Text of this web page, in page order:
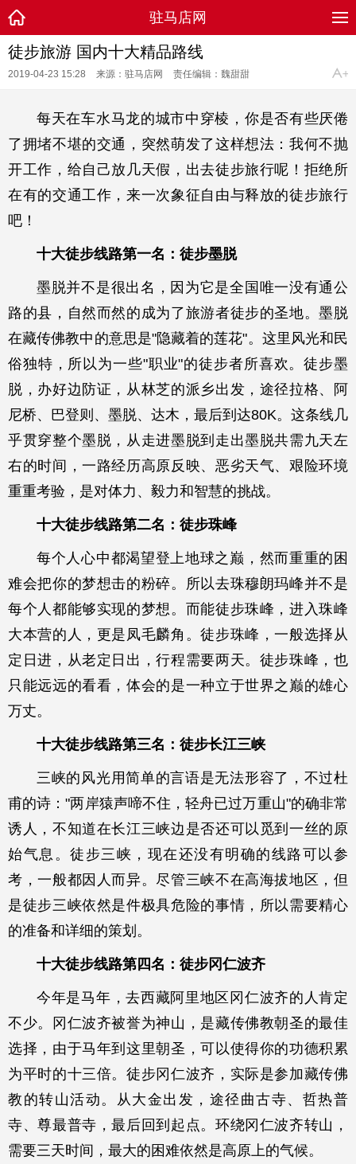
驻马店网
徒步旅游 国内十大精品路线
2019-04-23 15:28 来源：驻马店网 责任编辑：魏甜甜
每天在车水马龙的城市中穿棱，你是否有些厌倦
了拥堵不堪的交通，突然萌发了这样想法：我何不抛
开工作，给自己放几天假，出去徒步旅行呢！拒绝所
在有的交通工作，来一次象征自由与释放的徒步旅行
吧！
十大徒步线路第一名：徒步墨脱
墨脱并不是很出名，因为它是全国唯一没有通公
路的县，自然而然的成为了旅游者徒步的圣地。墨脱
在藏传佛教中的意思是"隐藏着的莲花"。这里风光和民
俗独特，所以为一些"职业"的徒步者所喜欢。徒步墨
脱，办好边防证，从林芝的派乡出发，途径拉格、阿
尼桥、巴登则、墨脱、达木，最后到达80K。这条线几
乎贯穿整个墨脱，从走进墨脱到走出墨脱共需九天左
右的时间，一路经历高原反映、恶劣天气、艰险环境
重重考验，是对体力、毅力和智慧的挑战。
十大徒步线路第二名：徒步珠峰
每个人心中都渴望登上地球之巅，然而重重的困
难会把你的梦想击的粉碎。所以去珠穆朗玛峰并不是
每个人都能够实现的梦想。而能徒步珠峰，进入珠峰
大本营的人，更是凤毛麟角。徒步珠峰，一般选择从
定日进，从老定日出，行程需要两天。徒步珠峰，也
只能远远的看看，体会的是一种立于世界之巅的雄心
万丈。
十大徒步线路第三名：徒步长江三峡
三峡的风光用简单的言语是无法形容了，不过杜
甫的诗："两岸猿声啼不住，轻舟已过万重山"的确非常
诱人，不知道在长江三峡边是否还可以觅到一丝的原
始气息。徒步三峡，现在还没有明确的线路可以参
考，一般都因人而异。尽管三峡不在高海拔地区，但
是徒步三峡依然是件极具危险的事情，所以需要精心
的准备和详细的策划。
十大徒步线路第四名：徒步冈仁波齐
今年是马年，去西藏阿里地区冈仁波齐的人肯定
不少。冈仁波齐被誉为神山，是藏传佛教朝圣的最佳
选择，由于马年到这里朝圣，可以使得你的功德积累
为平时的十三倍。徒步冈仁波齐，实际是参加藏传佛
教的转山活动。从大金出发，途径曲古寺、哲热普
寺、尊最普寺，最后回到起点。环绕冈仁波齐转山，
需要三天时间，最大的困难依然是高原上的气候。